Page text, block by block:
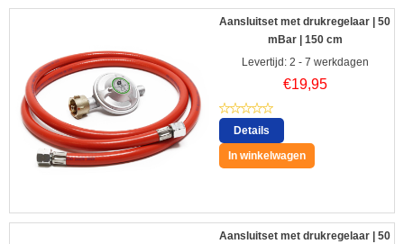
Aansluitset met drukregelaar | 50
mBar | 150 cm
Levertijd: 2 - 7 werkdagen
€19,95
Details
In winkelwagen
Aansluitset met drukregelaar | 50